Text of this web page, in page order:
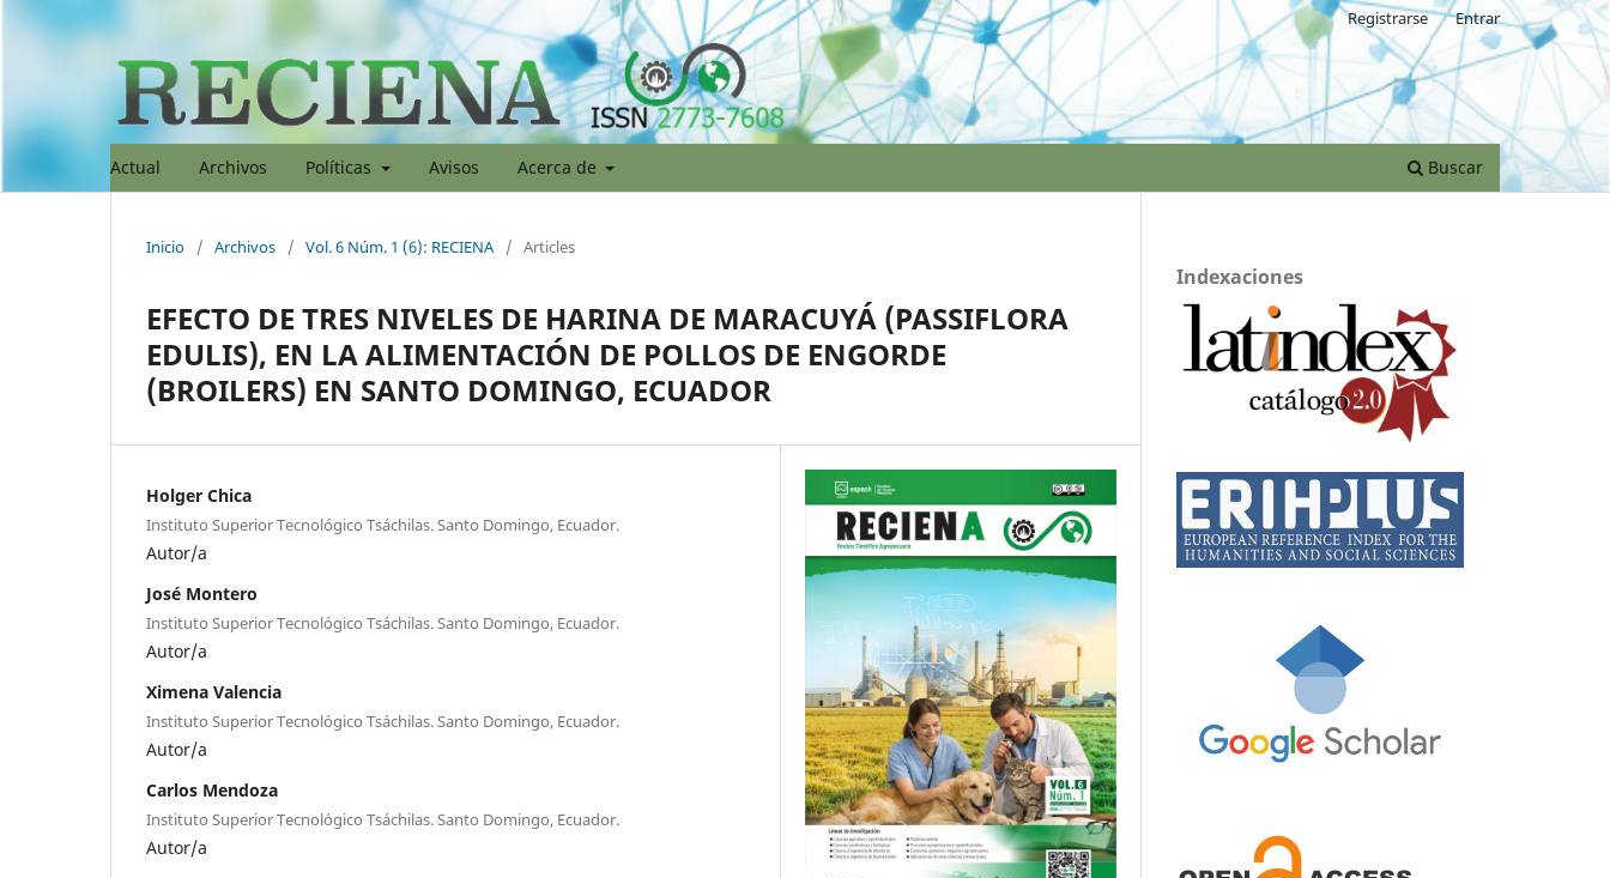
Actual Archivos Políticas Avisos Acerca de Buscar
Registrarse Entrar
Inicio / Archivos / Vol. 6 Núm. 1 (6): RECIENA / Articles
EFECTO DE TRES NIVELES DE HARINA DE MARACUYÁ (PASSIFLORA
EDULIS), EN LA ALIMENTACIÓN DE POLLOS DE ENGORDE
(BROILERS) EN SANTO DOMINGO, ECUADOR
Holger Chica
Instituto Superior Tecnológico Tsáchilas. Santo Domingo, Ecuador.
Autor/a
José Montero
Instituto Superior Tecnológico Tsáchilas. Santo Domingo, Ecuador.
Autor/a
Ximena Valencia
Instituto Superior Tecnológico Tsáchilas. Santo Domingo, Ecuador.
Autor/a
Carlos Mendoza
Instituto Superior Tecnológico Tsáchilas. Santo Domingo, Ecuador.
Autor/a
Indexaciones